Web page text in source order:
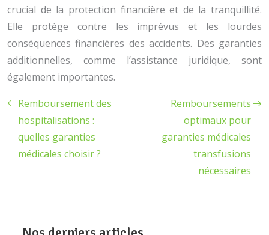
crucial de la protection financière et de la tranquillité.
Elle protège contre les imprévus et les lourdes
conséquences financières des accidents. Des garanties
additionnelles, comme l’assistance juridique, sont
également importantes.
Remboursement des
hospitalisations :
quelles garanties
médicales choisir ?
Remboursements
optimaux pour
garanties médicales
transfusions
nécessaires